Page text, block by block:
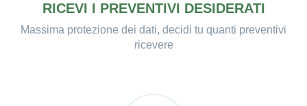
RICEVI I PREVENTIVI DESIDERATI
Massima protezione dei dati, decidi tu quanti preventivi
ricevere